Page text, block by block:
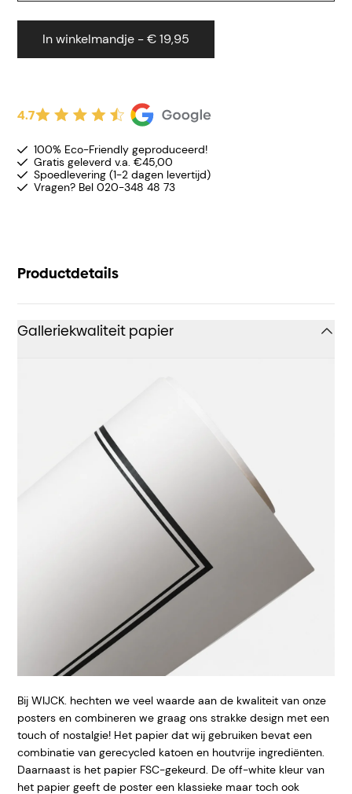
In winkelmandje - € 19,95
4.7
100% Eco-Friendly geproduceerd!
Gratis geleverd v.a. €45,00
Spoedlevering (1-2 dagen levertijd)
Vragen? Bel 020-348 48 73
Productdetails
Galleriekwaliteit papier
Bij WIJCK. hechten we veel waarde aan de kwaliteit van onze
posters en combineren we graag ons strakke design met een
touch of nostalgie! Het papier dat wij gebruiken bevat een
combinatie van gerecycled katoen en houtvrije ingrediënten.
Daarnaast is het papier FSC-gekeurd. De off-white kleur van
het papier geeft de poster een klassieke maar toch ook